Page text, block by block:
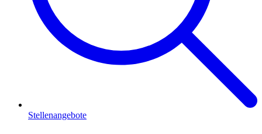
Stellenangebote